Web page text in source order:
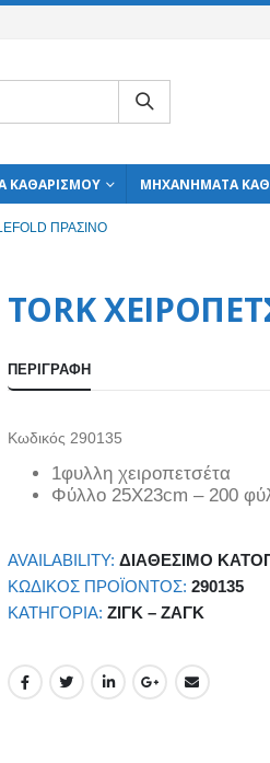
ΚΑΘΑΡΙΣΜΟΎ ΜΗΧΑΝΉΜΑΤΑ
ΠΡΑΣΙΝΟ
TORK
ΠΕΡΙΓΡΑΦΉ
Κωδικός 290135
1φυλλη χειροπετσέτα
Φύλλο 25Χ23cm – 200
AVAILABILITY: ΔΙΑΘΈΣΙΜΟ
ΚΩΔΙΚΌΣ ΠΡΟΪΌΝΤΟΣ: 290135
ΚΑΤΗΓΟΡΊΑ: ΖΙΓΚ – ΖΑΓΚ